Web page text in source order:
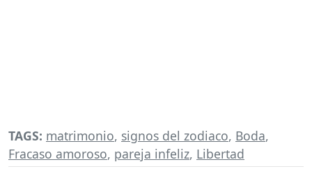
TAGS: matrimonio, signos del zodiaco, Boda,
Fracaso amoroso, pareja infeliz, Libertad